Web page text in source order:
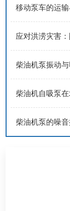
移动泵车的运
应对洪涝灾害
柴油机泵振动
柴油机自吸泵
柴油机泵的噪